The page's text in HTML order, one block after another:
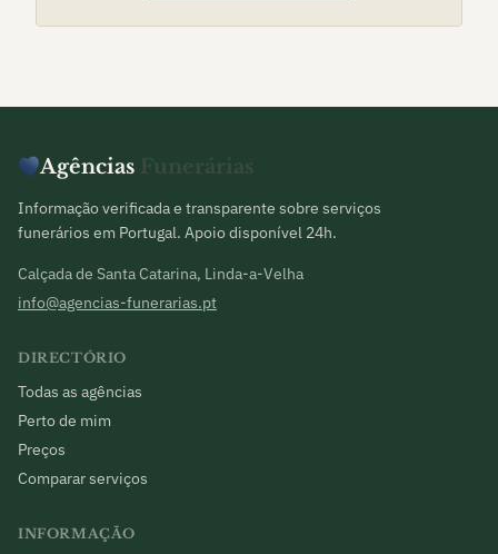
Agências Funerárias
Informação verificada e transparente sobre serviços
funerários em Portugal. Apoio disponível 24h.
Calçada de Santa Catarina, Linda-a-Velha
info@agencias-funerarias.pt
DIRECTÓRIO
Todas as agências
Perto de mim
Preços
Comparar serviços
INFORMAÇÃO